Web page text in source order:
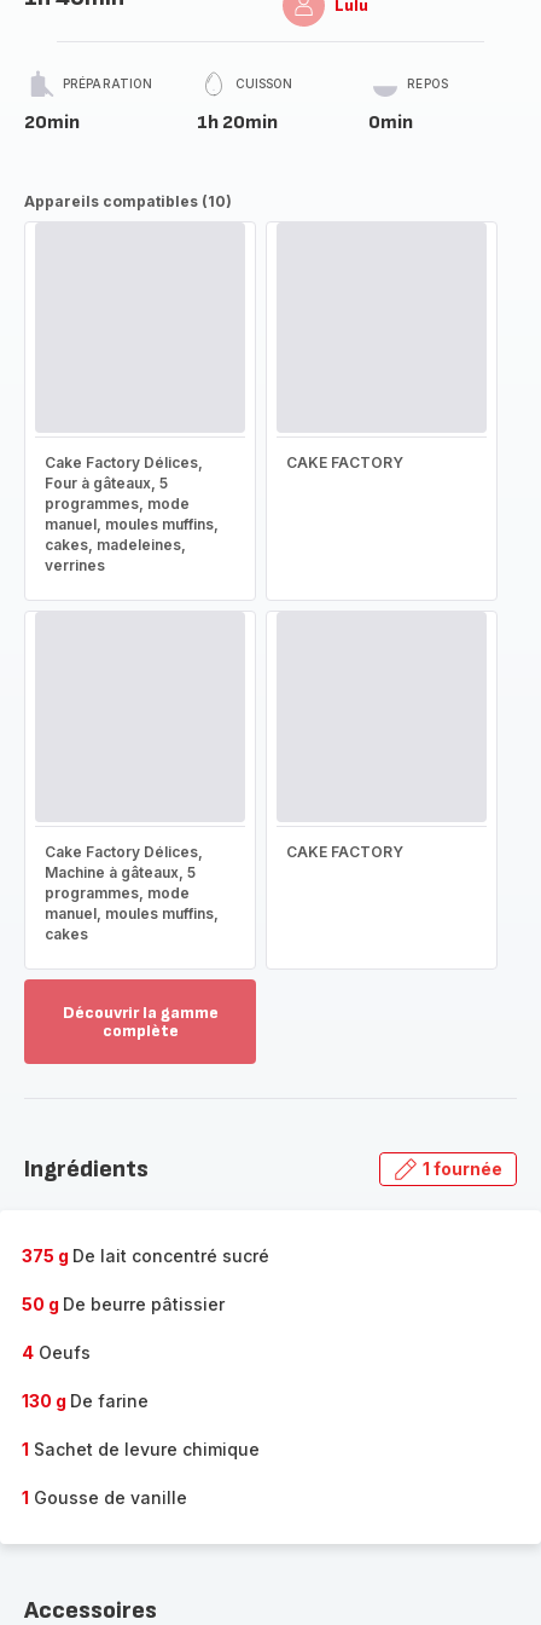
Lulu
PRÉPARATION
20min
CUISSON
1h 20min
REPOS
0min
Appareils compatibles (10)
Cake Factory Délices,
Four à gâteaux, 5
programmes, mode
manuel, moules muffins,
cakes, madeleines,
verrines
CAKE FACTORY
Cake Factory Délices,
Machine à gâteaux, 5
programmes, mode
manuel, moules muffins,
cakes
CAKE FACTORY
Découvrir la gamme
complète
gamme
Ingrédients 1 fournée
375 g De lait concentré sucré
50 g De beurre pâtissier
4 Oeufs
130 g De farine
1 Sachet de levure chimique
1 Gousse de vanille
Accessoires